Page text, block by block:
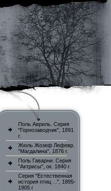
Поль Авриль. Серия
"Горнозаводчик", 1891
г.
Жюль Жозеф Лефевр.
"Магдалина", 1876 г.
Поль Гаварни. Серия
"Актрисы", ок. 1840 г.
Серия "Естественная
история птиц ...", 1895-
1905 г